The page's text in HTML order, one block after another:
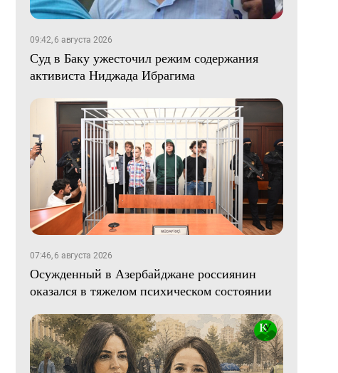
09:42, 6 августа 2026
Суд в Баку ужесточил режим содержания
активиста Ниджада Ибрагима
07:46, 6 августа 2026
Осужденный в Азербайджане россиянин
оказался в тяжелом психическом состоянии